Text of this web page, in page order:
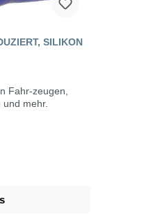
SILIKON
Fahr-zeugen,
mehr.